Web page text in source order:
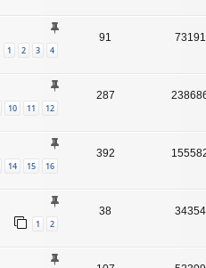
1 2 3 4
91 73191
10 11 12
287
14 15 16
392
1 2
38 34354